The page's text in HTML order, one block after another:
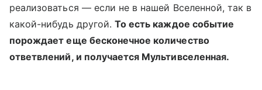
реализоваться — если не в нашей Вселенной, так в
какой-нибудь другой.То есть каждое событие
порождает еще бесконечное количество
ответвлений, и получается Мультивселенная.